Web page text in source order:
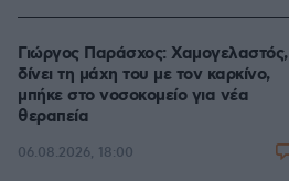
Γιώργος Παράσχος: Χαμογελαστός,
δίνει τη μάχη του με τον καρκίνο,
μπήκε στο νοσοκομείο για νέα
θεραπεία
06.08.2026, 18:00